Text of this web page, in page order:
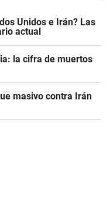
Unidos e Irán? Las
actual
la cifra de muertos
masivo contra Irán